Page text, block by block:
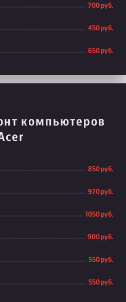
700 руб.
450 руб.
650 руб.
компьютеров
850 руб.
970 руб.
1050 руб.
900 руб.
550 руб.
550 руб.